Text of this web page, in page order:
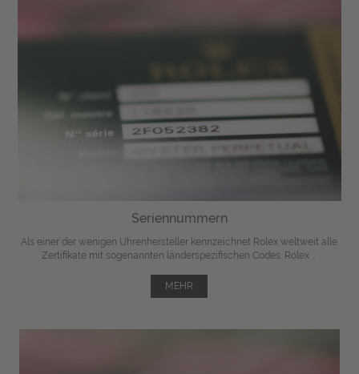
Seriennummern
Als einer der wenigen Uhrenhersteller kennzeichnet Rolex weltweit alle
Zertifikate mit sogenannten länderspezifischen Codes. Rolex ...
MEHR